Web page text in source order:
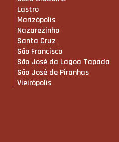
Lastro
Marizópolis
Nazarezinho
Santa Cruz
São Francisco
São José da Lagoa Tapada
São José de Piranhas
Vieirópolis